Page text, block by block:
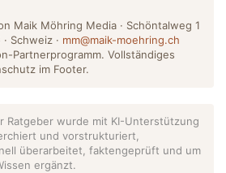
Maik Möhring Media · Schöntalweg 1
Schweiz · mm@maik-moehring.ch
Partnerprogramm. Vollständiges
im Footer.
Ratgeber wurde mit KI-Unterstützung
und vorstrukturiert,
überarbeitet, faktengeprüft und um
ergänzt.